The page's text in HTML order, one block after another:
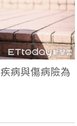
病與傷病險為